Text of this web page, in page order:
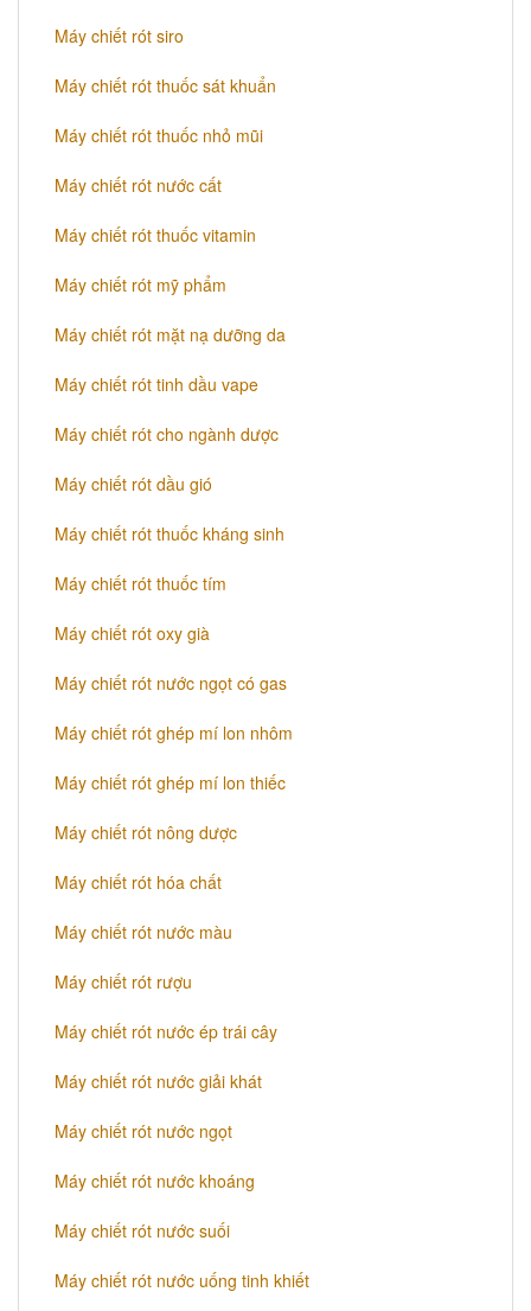
Máy chiết rót siro
Máy chiết rót thuốc sát khuẩn
Máy chiết rót thuốc nhỏ mũi
Máy chiết rót nước cất
Máy chiết rót thuốc vitamin
Máy chiết rót mỹ phẩm
Máy chiết rót mặt nạ dưỡng da
Máy chiết rót tinh dầu vape
Máy chiết rót cho ngành dược
Máy chiết rót dầu gió
Máy chiết rót thuốc kháng sinh
Máy chiết rót thuốc tím
Máy chiết rót oxy già
Máy chiết rót nước ngọt có gas
Máy chiết rót ghép mí lon nhôm
Máy chiết rót ghép mí lon thiếc
Máy chiết rót nông dược
Máy chiết rót hóa chất
Máy chiết rót nước màu
Máy chiết rót rượu
Máy chiết rót nước ép trái cây
Máy chiết rót nước giải khát
Máy chiết rót nước ngọt
Máy chiết rót nước khoáng
Máy chiết rót nước suối
Máy chiết rót nước uống tinh khiết